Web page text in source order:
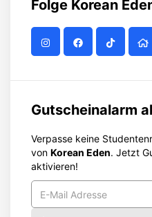
Folge Korean
Gutscheinalarm
Verpasse keine
von Korean Eden. Jetzt
aktivieren!